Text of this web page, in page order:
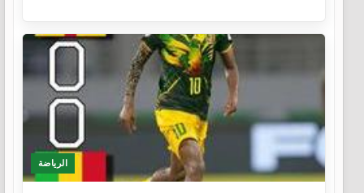
الرياضة